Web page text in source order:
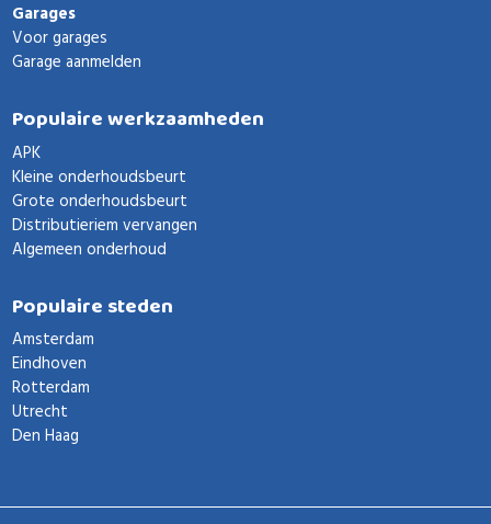
Garages
Voor garages
Garage aanmelden
Populaire werkzaamheden
APK
Kleine onderhoudsbeurt
Grote onderhoudsbeurt
Distributieriem vervangen
Algemeen onderhoud
Populaire steden
Amsterdam
Eindhoven
Rotterdam
Utrecht
Den Haag